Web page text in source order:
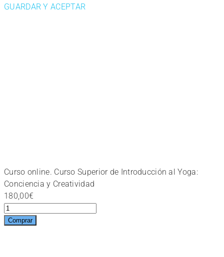
GUARDAR Y ACEPTAR
Curso online. Curso Superior de Introducción al Yoga:
Conciencia y Creatividad
180,00€
Curso
online.
Comprar